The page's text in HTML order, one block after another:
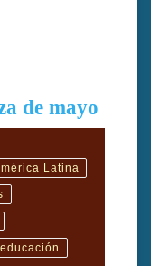
de mayo
Latina
educación